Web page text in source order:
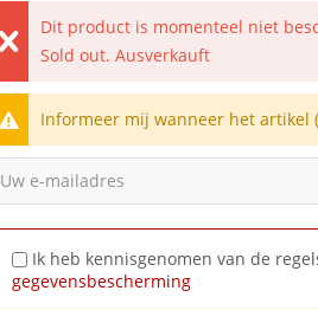
Dit product is momenteel niet
Sold out. Ausverkauft
Informeer mij wanneer het artikel
Uw e-mailadres
Ik heb kennisgenomen van de
gegevensbescherming